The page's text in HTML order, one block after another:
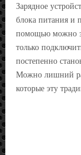
Зарядное
блока питания и
помощью можно
только
постепенно
Можно лишний
которые эту